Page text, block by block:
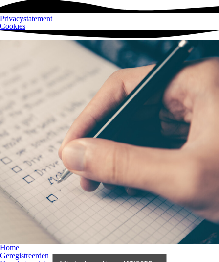
Privacystatement
Cookies
Home
Geregistreerden